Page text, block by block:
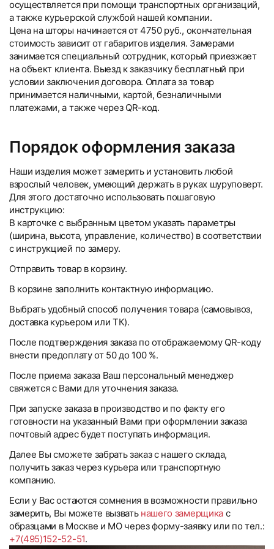
осуществляется при помощи транспортных организаций,
а также курьерской службой нашей компании.
Цена на шторы начинается от 4750 руб., окончательная
стоимость зависит от габаритов изделия. Замерами
занимается специальный сотрудник, который приезжает
на объект клиента. Выезд к заказчику бесплатный при
условии заключения договора. Оплата за товар
принимается наличными, картой, безналичными
платежами, а также через QR-код.
Порядок оформления заказа
Наши изделия может замерить и установить любой
взрослый человек, умеющий держать в руках шуруповерт.
Для этого достаточно использовать пошаговую
инструкцию:
В карточке с выбранным цветом указать параметры
(ширина, высота, управление, количество) в соответствии
с инструкцией по замеру.
Отправить товар в корзину.
В корзине заполнить контактную информацию.
Выбрать удобный способ получения товара (самовывоз,
доставка курьером или ТК).
После подтверждения заказа по отображаемому QR-коду
внести предоплату от 50 до 100 %.
После приема заказа Ваш персональный менеджер
свяжется с Вами для уточнения заказа.
При запуске заказа в производство и по факту его
готовности на указанный Вами при оформлении заказа
почтовый адрес будет поступать информация.
Далее Вы сможете забрать заказ с нашего склада,
получить заказ через курьера или транспортную
компанию.
Если у Вас остаются сомнения в возможности правильно
замерить, Вы можете вызвать нашего замерщикас
образцами в Москве и МО через форму-заявку или по тел.:
+7(495)152-52-51.